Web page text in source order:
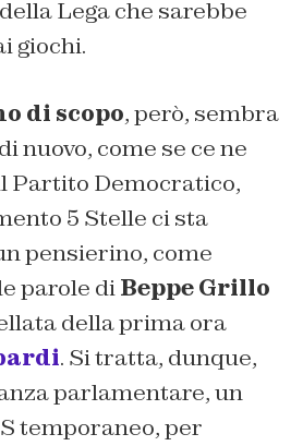
Lega che sarebbe
giochi.
di scopo, però, sembra
nuovo, come se ce ne
Partito Democratico,
5 Stelle ci sta
pensierino, come
parole diBeppe Grillo
della prima ora
. Si tratta, dunque,
parlamentare, un
temporaneo, per